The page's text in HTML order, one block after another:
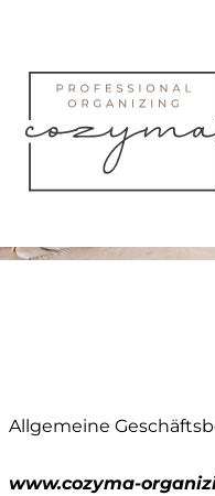
t
Allgemeine
www.cozyma-